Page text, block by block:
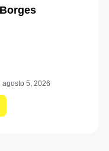
agosto 5, 2026